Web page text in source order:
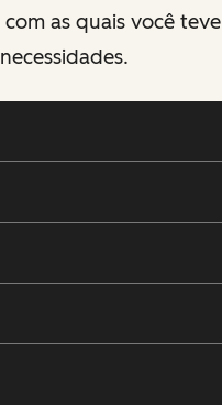
as quais você teve